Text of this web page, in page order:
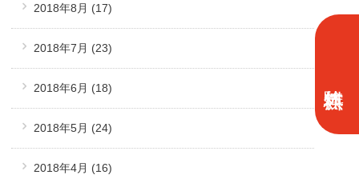
2018年8月 (17)
2018年7月 (23)
2018年6月 (18)
2018年5月 (24)
2018年4月 (16)